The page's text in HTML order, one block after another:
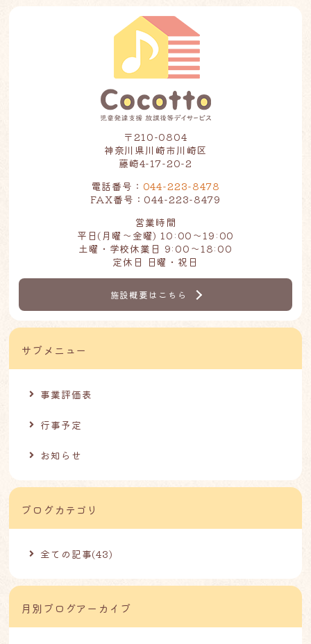
〒210-0804
神奈川県川崎市川崎区
藤崎4-17-20-2
電話番号： 044-223-8478
FAX番号：044-223-8479
営業時間
平日(月曜～金曜) 10:00～19:00
土曜・学校休業日 9:00～18:00
定休日 日曜・祝日
施設概要はこちら
サブメニュー
事業評価表
行事予定
お知らせ
ブログカテゴリ
全ての記事(43)
月別ブログアーカイブ